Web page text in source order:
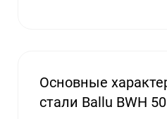
Основные
стали Ballu BWH